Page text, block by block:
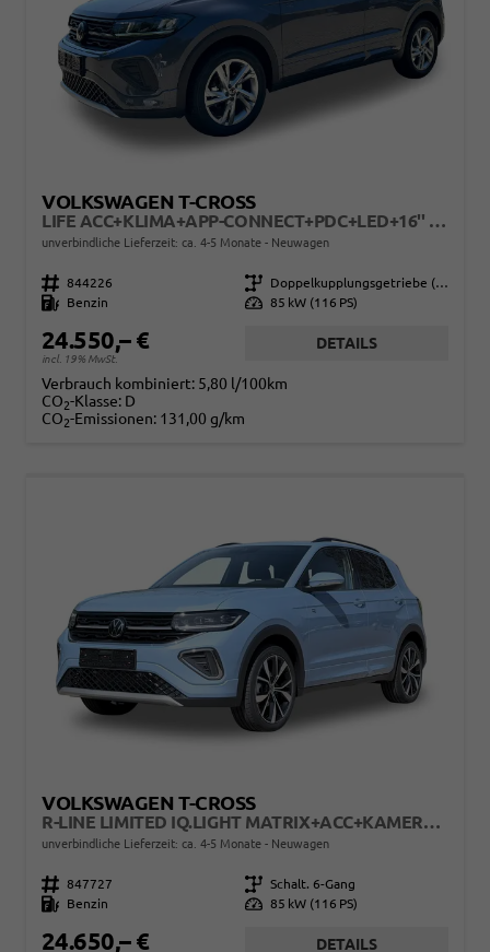
VOLKSWAGEN T-CROSS
LIFE ACC+KLIMA+APP-CONNECT+PDC+LED+16'' ALU
unverbindliche Lieferzeit: ca. 4-5 Monate Neuwagen
Fahrzeugnr. 844226 Getriebe
Doppelkupplungsgetriebe (DSG)
Kraftstoff
Benzin Leistung 85 kW (116 PS)
24.550,– €
incl. 19% MwSt.
DETAILS
Verbrauch kombiniert: 5,80 l/100km
CO2-Klasse: D
CO2-Emissionen: 131,00 g/km
VOLKSWAGEN T-CROSS
R-LINE LIMITED IQ.LIGHT MATRIX+ACC+KAMERA+18'' ALU
unverbindliche Lieferzeit: ca. 4-5 Monate Neuwagen
Fahrzeugnr. 847727 Getriebe Schalt. 6-Gang
Kraftstoff
Benzin Leistung 85 kW (116 PS)
24.650,– € DETAILS